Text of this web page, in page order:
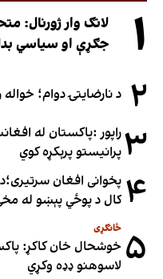
۱
لانګ وار ژورنال:
جګړې او سیاسي
۲ د نارضایتۍ دوام؛
۳راپور :پاکستان له
پرانیستو پرېکړه کوي
۴ کال د پوځي پېښو له
۵ ځانګړی
خوشحال خان کاکړ:
لاسوهنو ډډه وکړي